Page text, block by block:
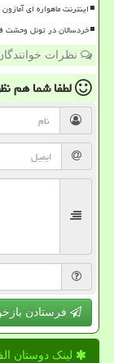
اینترنت ماهواره ای
خردسالان در تونل وحشت
نظرات
لطفا شما هم
فرستادن
لینک دوستان